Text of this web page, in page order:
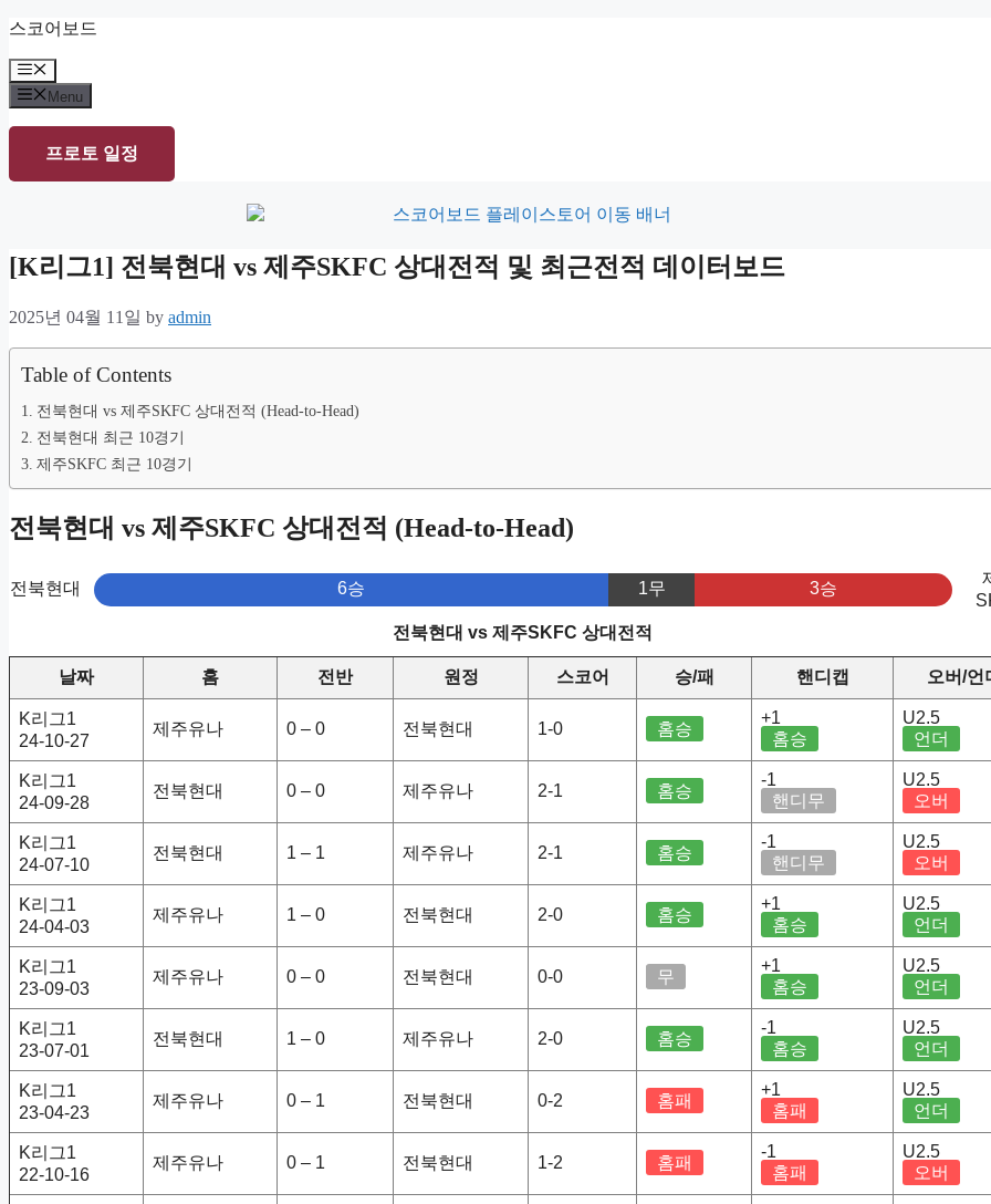
Skip
content
스코어보드
Menu
Menu
프로토 일정
[K리그1] 전북현대 vs 제주SKFC 상대전적 및 최근전적 데이터보드
2025년 04월 11일 by admin
Table of Contents
전북현대 vs 제주SKFC 상대전적 (Head-to-Head)
전북현대 최근 10경기
제주SKFC 최근 10경기
전북현대 vs 제주SKFC 상대전적 (Head-to-Head)
전북현대 6승 1무 3승
전북현대 vs 제주SKFC 상대전적
날짜 홈 전반 원정 스코어 승/패 핸디캡 오버/언
K리그1
24-10-27
제주유나 0 – 0 전북현대 1-0 홈승
+1
홈승
U2.5
언더
K리그1
24-09-28
전북현대 0 – 0 제주유나 2-1 홈승
-1
핸디무
U2.5
오버
K리그1
24-07-10
전북현대 1 – 1 제주유나 2-1 홈승
-1
핸디무
U2.5
오버
K리그1
24-04-03
제주유나 1 – 0 전북현대 2-0 홈승
+1
홈승
U2.5
언더
K리그1
23-09-03
제주유나 0 – 0 전북현대 0-0 무
+1
홈승
U2.5
언더
K리그1
23-07-01
전북현대 1 – 0 제주유나 2-0 홈승
-1
홈승
U2.5
언더
K리그1
23-04-23
제주유나 0 – 1 전북현대 0-2 홈패
+1
홈패
U2.5
언더
K리그1
22-10-16
제주유나 0 – 1 전북현대 1-2 홈패
-1
홈패
U2.5
오버